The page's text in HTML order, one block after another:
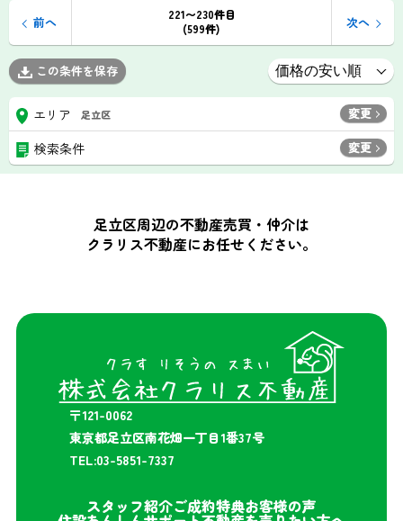
221〜230件目
(599件)
前へ 次へ
この条件を保存
エリア 足立区 変更
検索条件 変更
足立区周辺の不動産売買・仲介は
クラリス不動産にお任せください。
〒121-0062
東京都足立区南花畑一丁目1番37号
TEL:03-5851-7337
スタッフ紹介ご成約特典お客様の声